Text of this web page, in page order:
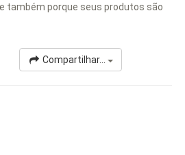
também porque seus produtos são
Compartilhar...